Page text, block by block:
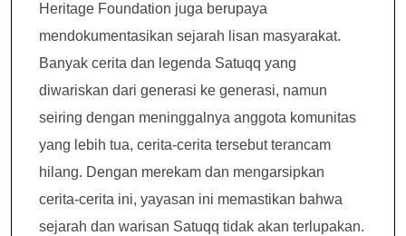
Heritage Foundation juga berupaya
mendokumentasikan sejarah lisan masyarakat.
Banyak cerita dan legenda Satuqq yang
diwariskan dari generasi ke generasi, namun
seiring dengan meninggalnya anggota komunitas
yang lebih tua, cerita-cerita tersebut terancam
hilang. Dengan merekam dan mengarsipkan
cerita-cerita ini, yayasan ini memastikan bahwa
sejarah dan warisan Satuqq tidak akan terlupakan.